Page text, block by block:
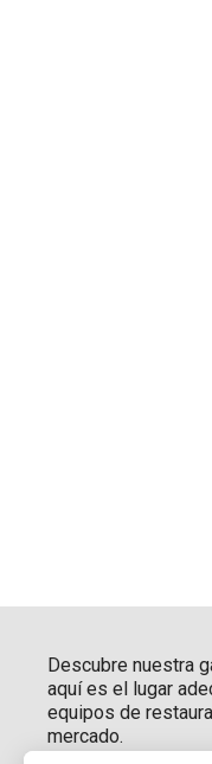
Descubre nuestra
aquí es el lugar
equipos de
mercado.